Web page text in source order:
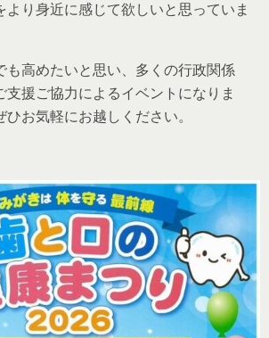
より身近に感じて欲しいと思っていま
も高めたいと思い、多くの行政関係
支援ご協力によるイベントになりま
お気軽にお越しください。